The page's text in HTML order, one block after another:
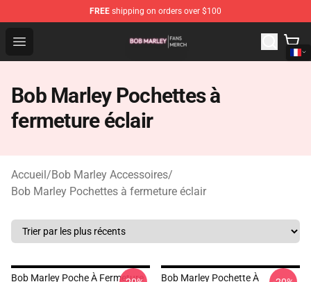
FREE shipping on orders over $100
Open menu
Bob Marley Shop - Official Bob Marley Merchandise
Bob Marley Pochettes à
fermeture éclair
Accueil/Bob Marley Accessoires/
Bob Marley Pochettes à fermeture éclair
Bob Marley Poche À Fermeture
Bob Marley Pochette À